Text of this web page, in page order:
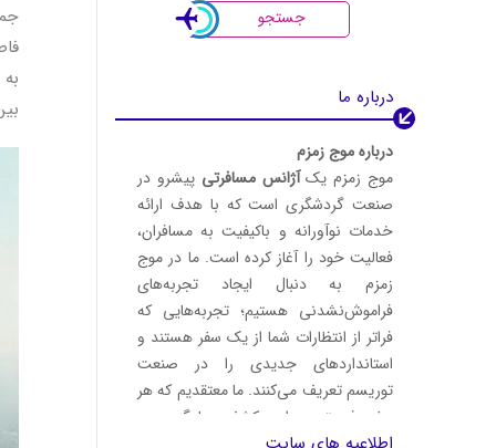
جستجو
درباره ما
درباره موج زمزم
موج زمزم یکآژانس مسافرتی پیشرو در
صنعت گردشگری است که با هدف ارائه
خدمات نوآورانه و باکیفیت به مسافران،
فعالیت خود را آغاز کرده است. ما در موج
زمزم به دنبال ایجاد تجربه‌های
فراموش‌نشدنی هستیم؛ تجربه‌هایی که
فراتر از انتظارات شما از یک سفر هستند و
استانداردهای جدیدی را در صنعت
توریسم تعریف می‌کنند. ما معتقدیم که هر
سفر فرصتی برای کشف، یادگیری و